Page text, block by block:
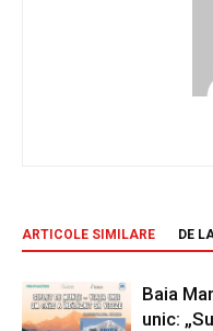
ARTICOLE SIMILARE DE
Baia
unic: